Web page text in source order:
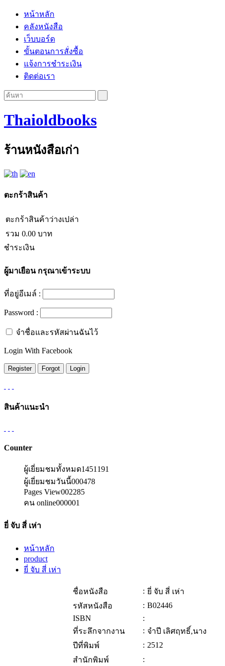
หน้าหลัก
คลังหนังสือ
เว็บบอร์ด
ขั้นตอนการสั่งซื้อ
แจ้งการชำระเงิน
ติดต่อเรา
Thaioldbooks
ร้านหนังสือเก่า
ตะกร้าสินค้า
ตะกร้าสินค้าว่างเปล่า
รวม 0.00 บาท
ชำระเงิน
ผู้มาเยือนกรุณาเข้าระบบ
ที่อยู่อีเมล์ :
Password :
จำชื่อและรหัสผ่านฉันไว้
Login With Facebook
สินค้าแนะนำ
Counter
ผู้เยี่ยมชมทั้งหมด1451191
ผู้เยี่ยมชมวันนี้000478
Pages View002285
คน online000001
ยี่ จับ สี่ เห่า
หน้าหลัก
product
ยี่ จับ สี่ เห่า
ชื่อหนังสือ : ยี่ จับ สี่ เห่า
รหัสหนังสือ
: B02446
ISBN
:
ที่ระลึกจากงาน
: จำปี เลิศฤทธิ์,นาง
ปีที่พิมพ์
: 2512
สำนักพิมพ์
: